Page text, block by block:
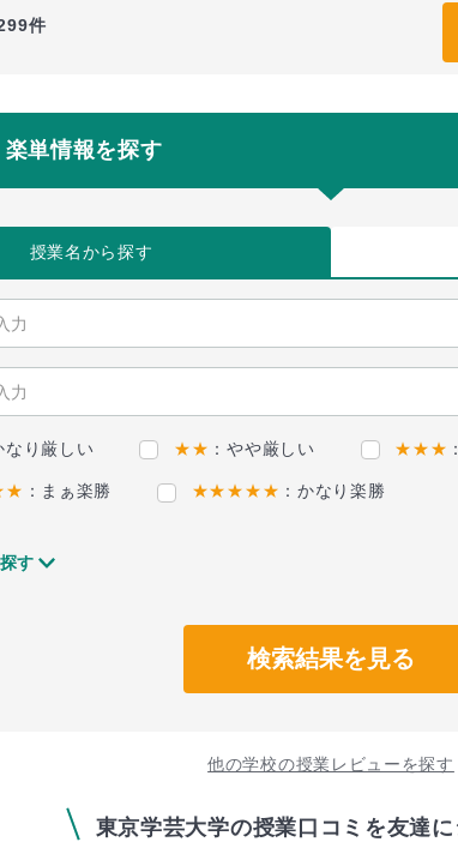
件
単情報を探す
授業名から探す
なり厳しい ★★ ：やや厳しい ★★★
：まぁ楽勝 ★★★★★ ：かなり楽勝
す
検索結果を見る
他の学校の授業レビューを探す
東京学芸大学の授業口コミを友達